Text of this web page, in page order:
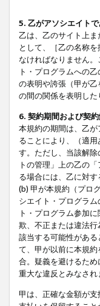
5. 乙がアソシエイト
乙は、乙のサイト上
として、［乙の名称
なければなりません
ト・プログラムへの
の表明や誇張（甲が
の間の関係を表明した
6. 契約期間および契
本規約の期間は、乙
ることにより、（適
す。ただし、当該解
トの管理」上の乙の
る場合には、乙に対
(b) 甲が本規約（プロ
シエイト・プログラ
ト・プログラム参加
欺、不正または違法
該当する可能性があ
て、甲が以前に本規
合。疑義を避けるた
重大な違反とみなされ
甲は、正確な金額が